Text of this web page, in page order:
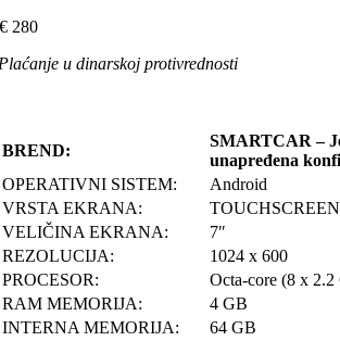
€ 280
u dinarskoj protivrednosti
BREND:
SMARTCAR –
unapređena
OPERATIVNI SISTEM:
Android
VRSTA EKRANA:
VELIČINA EKRANA:
7″
REZOLUCIJA:
1024 x 600
PROCESOR:
Octa-core (8 x
RAM MEMORIJA:
4 GB
INTERNA MEMORIJA:
64 GB